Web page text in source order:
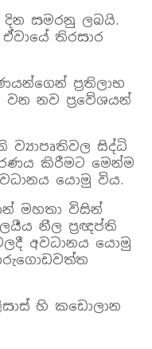
සමරනු ලබයි.
තිරසාර
ප්‍රතිලාභ
නව ප්‍රවේශයන්
සිද්ධි
කිරීමට මෙන්ම
යොමු විය.
මහතා විසින්
නීල ප්‍රඥප්ති
අවධානය යොමු
හි කඩොලාන